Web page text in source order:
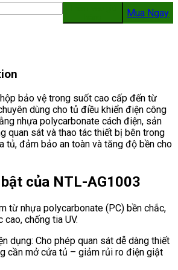
Mua Ngay
bảo vệ trong suốt cao cấp đến từ
dùng cho tủ điều khiển điện công
nhựa polycarbonate cách điện, sản
quan sát và thao tác thiết bị bên trong
tủ, đảm bảo an toàn và tăng độ bền cho
của NTL-AG1003
từ nhựa polycarbonate (PC) bền chắc,
chống tia UV.
dụng: Cho phép quan sát dễ dàng thiết
cần mở cửa tủ – giảm rủi ro điện giật